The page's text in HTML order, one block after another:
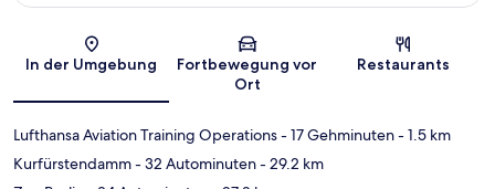
Karte
In der Umgebung
Fortbewegung vor
Ort
Restaurants
Lufthansa Aviation Training Operations- 17 Gehminuten- 1.5 km
Kurfürstendamm- 32 Autominuten- 29.2 km